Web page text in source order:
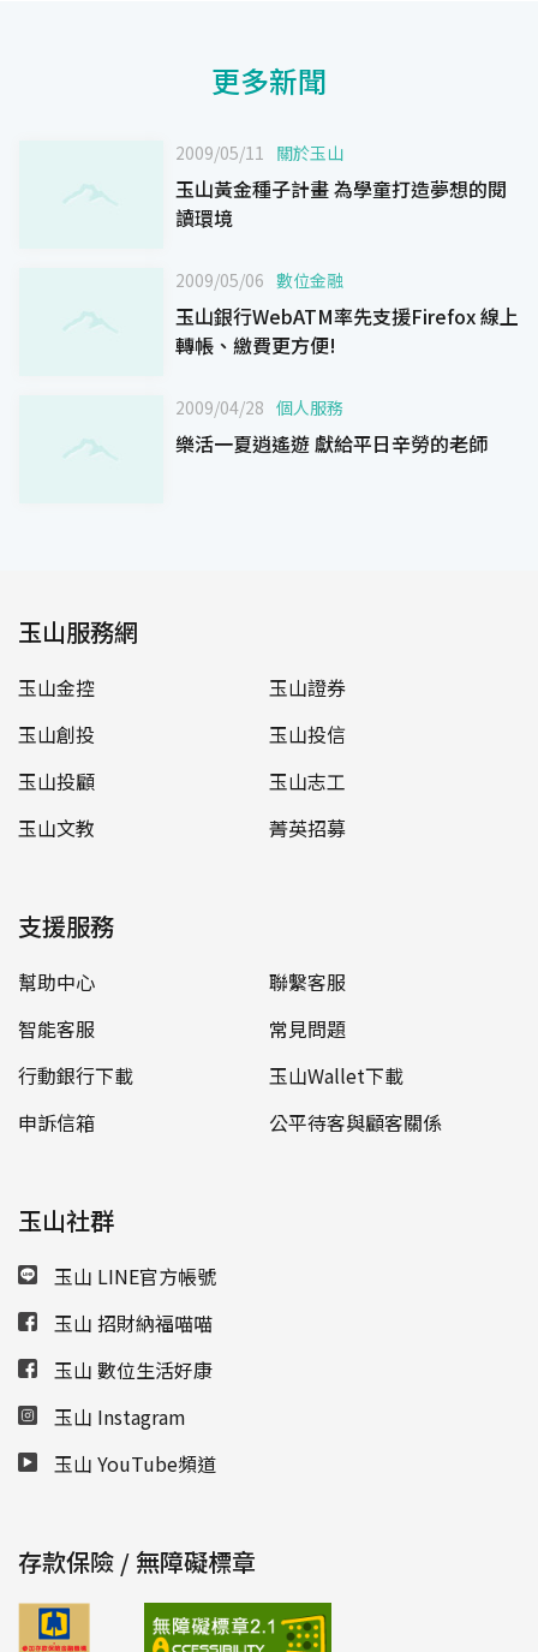
更多新聞
2009/05/11 關於玉山
玉山黃金種子計畫 為學童打造夢想的閱
讀環境
2009/05/06 數位金融
玉山銀行WebATM率先支援Firefox 線上
轉帳、繳費更方便!
2009/04/28 個人服務
樂活一夏逍遙遊 獻給平日辛勞的老師
玉山服務網
玉山金控
玉山證券
玉山創投
玉山投信
玉山投顧
玉山志工
玉山文教
菁英招募
支援服務
幫助中心
聯繫客服
智能客服
常見問題
行動銀行下載
玉山Wallet下載
申訴信箱
公平待客與顧客關係
玉山社群
玉山 LINE官方帳號
玉山 招財納福喵喵
玉山 數位生活好康
玉山 Instagram
玉山 YouTube頻道
存款保險 / 無障礙標章